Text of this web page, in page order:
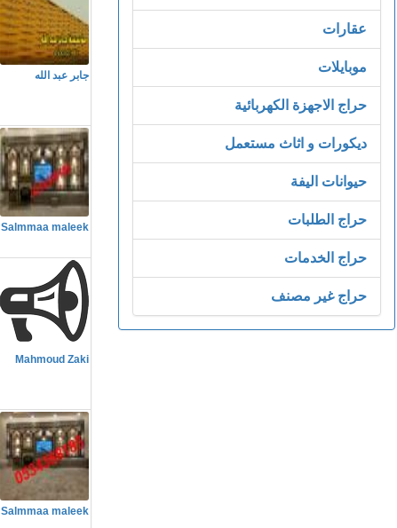
عقارات
موبايلات
حراج الاجهزة الكهربائية
ديكورات و اثاث مستعمل
حيوانات اليفة
حراج الطلبات
حراج الخدمات
حراج غير مصنف
جابر عبد الله
Salmmaa maleek
Mahmoud Zaki
Salmmaa maleek